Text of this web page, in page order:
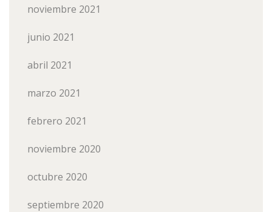
noviembre 2021
junio 2021
abril 2021
marzo 2021
febrero 2021
noviembre 2020
octubre 2020
septiembre 2020